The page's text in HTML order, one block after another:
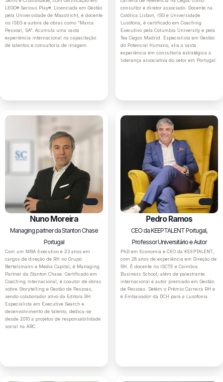
LEGO® Serious Play®. Licenciada em Gestão
pela Universidade de Maastricht, é docente
no ISEG e autora de obras como “Marca
Pessoal, SA”. Acumula uma vasta
experiência internacional na capacitação
de talentos e consultoria de imagem.
consultor e diretor associado. Docente na
Católica Lisbon, ISG e Universidade
Lusófona, é certificado em Coaching
Executivo pela Columbia University e pela
Tea Cegos Madrid. Especialista em Gestão
do Potencial Humano, alia a vasta
experiência em consultoria estratégica à
liderança associativa do setor em Portugal.
Nuno Moreira
Managing partner da Stanton Chase
Portugal
Com um MBA Executivo e 23 anos em
cargos de direção de RH no Grupo
Bertelsmann e Media Capital, é Managing
Partner da Stanton Chase. Certificado em
Coaching Internacional, é coautor de obras
sobre Storytelling e Gestão de Pessoas,
sendo colaborador ativo da Editora RH.
Especialista em Executive Search e
desenvolvimento de talento, dedica-se
desde 2010 a projetos de responsabilidade
social na ARC.
Pedro Ramos
CEO da KEEPTALENT Portugal,
Professor Universitário e Autor
PhD em Economia e CEO da KEEPTALENT,
com 28 anos de experiência em Direção de
RH. É docente no ISCTE e Coimbra
Business School, além de palestrante
internacional e autor premiado em Gestão
de Pessoas. Detém o Prémio Carreira RH e
é Embaixador da DCH para a Lusofonia.